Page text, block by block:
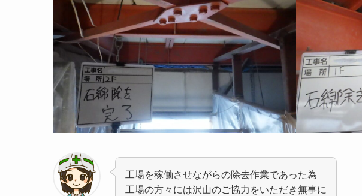
工場を稼働させながらの除去作業であった為
工場の方々には沢山のご協力をいただき無事に